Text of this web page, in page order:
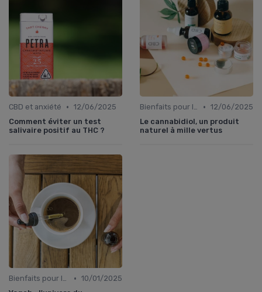
CBD et anxiété • 12/06/2025
Comment éviter un test
salivaire positif au THC ?
Bienfaits pour la santé • 12/06/2025
Le cannabidiol, un produit
naturel à mille vertus
Bienfaits pour la santé • 10/01/2025